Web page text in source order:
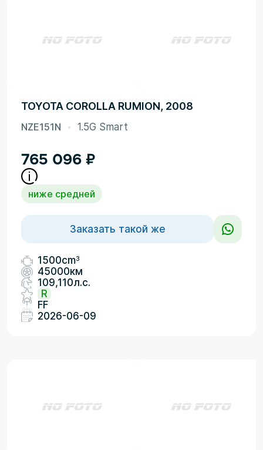
TOYOTA COROLLA RUMION, 2008
NZE151N 1.5G Smart
765 096 ₽
ниже средней
Заказать такой же
1500cm3
45000км
109,110л.с.
R
FF
2026-06-09